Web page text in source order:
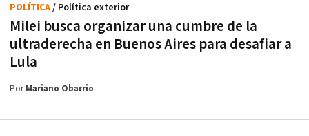
Milei busca organizar una cumbre de la
ultraderecha en Buenos Aires para desafiar a
Lula
POLÍTICA/ Política exterior
PorMariano Obarrio